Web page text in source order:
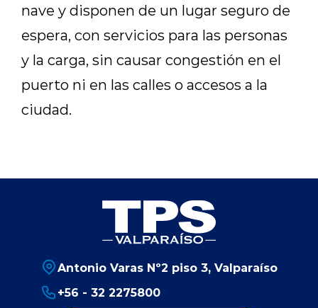
nave y disponen de un lugar seguro de
espera, con servicios para las personas
y la carga, sin causar congestión en el
puerto ni en las calles o accesos a la
ciudad.
Antonio Varas Nº2 piso 3, Valparaíso
+56 - 32 2275800